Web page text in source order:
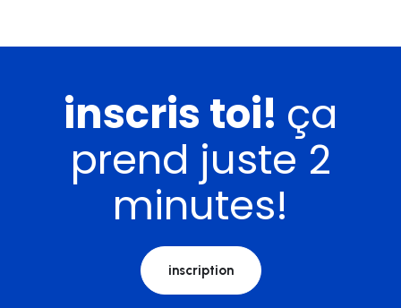
inscris toi! ça
prend juste 2
minutes!
inscription